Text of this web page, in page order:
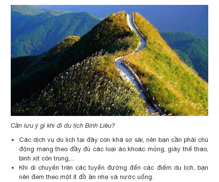
Cần lưu ý gì khi đi du lịch Bình Liêu?
Các dịch vụ du lịch tại đây còn khá sơ sài, nên bạn cần phải chủ
động mang theo đầy đủ các loại áo khoác mỏng, giày thể thao,
bình xịt côn trùng,...
Khi di chuyển trên các tuyến đường đến các điểm du lịch, bạn
nên đem theo một ít đồ ăn nhẹ và nước uống.